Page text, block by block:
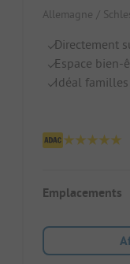
Allemagne /
Directement
Espace bien-
Idéal familles
Emplacements